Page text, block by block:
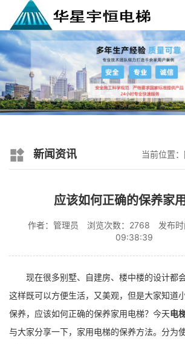
新闻资讯 当前位置：
应该如何正确的保养家
作者：管理员 浏览次数：2768
发布
09:38:39
现在很多别墅、自建房、楼中楼的设计都会
这样既可以方便生活，又美观，但是大家知道
保养，应该如何正确的保养家用电梯？今天电
与大家分享一下，家用电梯的保养方法。分为